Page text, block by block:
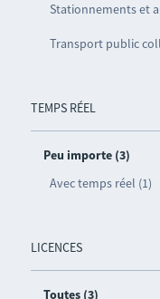
Stationnements et
Transport public
TEMPS RÉEL
Peu importe (3)
Avec temps réel (1)
LICENCES
Toutes (3)